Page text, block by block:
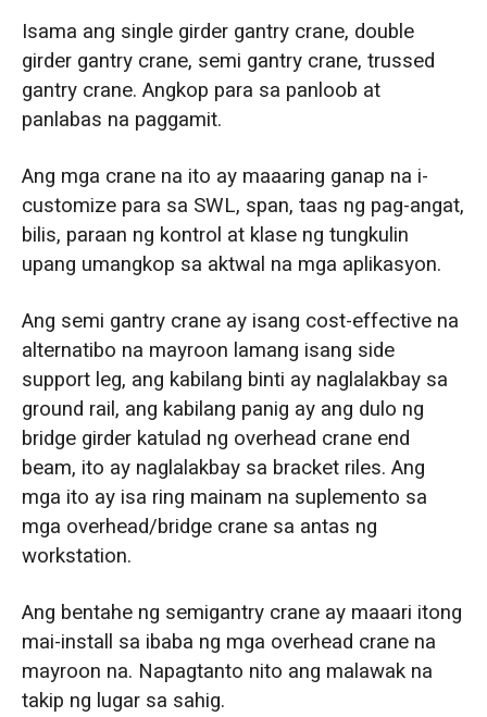
Isama ang single girder gantry crane, double
girder gantry crane, semi gantry crane, trussed
gantry crane. Angkop para sa panloob at
panlabas na paggamit.
Ang mga crane na ito ay maaaring ganap na i-
customize para sa SWL, span, taas ng pag-angat,
bilis, paraan ng kontrol at klase ng tungkulin
upang umangkop sa aktwal na mga aplikasyon.
Ang semi gantry crane ay isang cost-effective na
alternatibo na mayroon lamang isang side
support leg, ang kabilang binti ay naglalakbay sa
ground rail, ang kabilang panig ay ang dulo ng
bridge girder katulad ng overhead crane end
beam, ito ay naglalakbay sa bracket riles. Ang
mga ito ay isa ring mainam na suplemento sa
mga overhead/bridge crane sa antas ng
workstation.
Ang bentahe ng semigantry crane ay maaari itong
mai-install sa ibaba ng mga overhead crane na
mayroon na. Napagtanto nito ang malawak na
takip ng lugar sa sahig.